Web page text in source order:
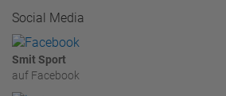
Social Media
Smit Sport
auf Facebook